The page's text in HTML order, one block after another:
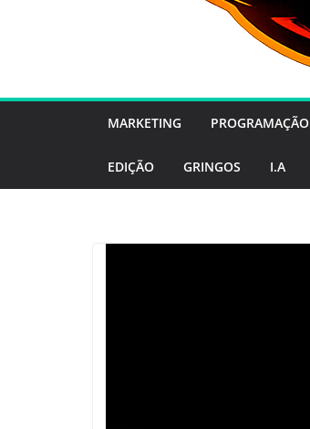
MARKETING PROGRAMAÇÃO
EDIÇÃO GRINGOS I.A